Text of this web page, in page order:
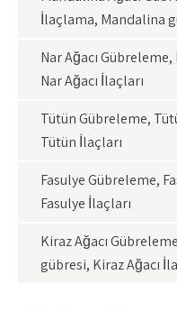
İlaçlama, Mandalina
Nar Ağacı
Nar Ağacı İlaçları
Tütün Gübreleme,
Tütün İlaçları
Fasulye Gübreleme,
Fasulye İlaçları
Kiraz Ağacı
gübresi, Kiraz Ağacı